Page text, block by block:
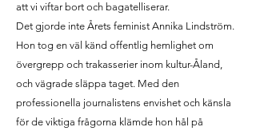
att vi viftar bort och bagatelliserar.
Det gjorde inte Årets feminist Annika Lindström.
Hon tog en väl känd offentlig hemlighet om
övergrepp och trakasserier inom kultur-Åland,
och vägrade släppa taget. Med den
professionella journalistens envishet och känsla
för de viktiga frågorna klämde hon hål på